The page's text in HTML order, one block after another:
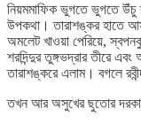
নিয়মমাফিক ভুগতে ভুগতে উঁচু
উপকথা। তারাশঙ্কর হাতে
অমলেট খাওয়া পেরিয়ে,
শরদিন্দুর তুঙ্গভদ্রার তীরে
তারাশঙ্করে এলাম। বগলে
তখন আর অসুখের ছুতোর